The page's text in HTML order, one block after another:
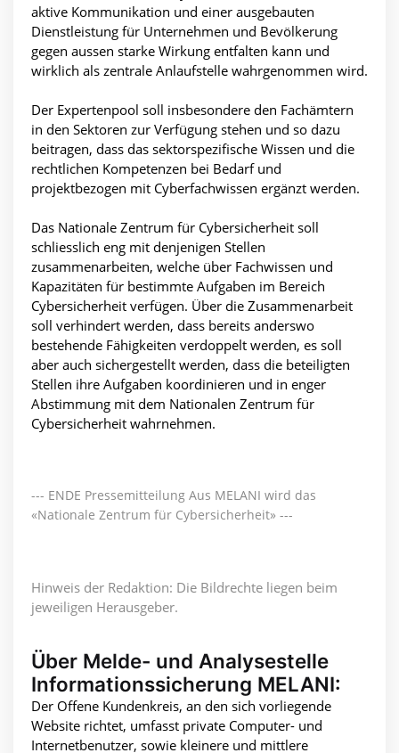
aktive Kommunikation und einer ausgebauten
Dienstleistung für Unternehmen und Bevölkerung
gegen aussen starke Wirkung entfalten kann und
wirklich als zentrale Anlaufstelle wahrgenommen wird.
Der Expertenpool soll insbesondere den Fachämtern
in den Sektoren zur Verfügung stehen und so dazu
beitragen, dass das sektorspezifische Wissen und die
rechtlichen Kompetenzen bei Bedarf und
projektbezogen mit Cyberfachwissen ergänzt werden.
Das Nationale Zentrum für Cybersicherheit soll
schliesslich eng mit denjenigen Stellen
zusammenarbeiten, welche über Fachwissen und
Kapazitäten für bestimmte Aufgaben im Bereich
Cybersicherheit verfügen. Über die Zusammenarbeit
soll verhindert werden, dass bereits anderswo
bestehende Fähigkeiten verdoppelt werden, es soll
aber auch sichergestellt werden, dass die beteiligten
Stellen ihre Aufgaben koordinieren und in enger
Abstimmung mit dem Nationalen Zentrum für
Cybersicherheit wahrnehmen.
--- ENDE Pressemitteilung Aus MELANI wird das
«Nationale Zentrum für Cybersicherheit» ---
Hinweis der Redaktion: Die Bildrechte liegen beim
jeweiligen Herausgeber.
Über Melde- und Analysestelle
Informationssicherung MELANI:
Der Offene Kundenkreis, an den sich vorliegende
Website richtet, umfasst private Computer- und
Internetbenutzer, sowie kleinere und mittlere